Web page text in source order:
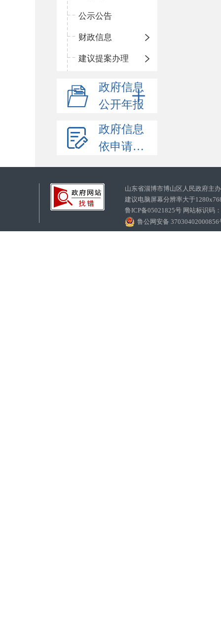
公示公告
财政信息
建议提案办理
政府信息
公开年报
政府信息
依申请公开
山东省淄博市博山区人民政府
建议电脑屏幕分辨率大于
鲁ICP备05021825号 网站标识码
鲁公网安备 37030402000856